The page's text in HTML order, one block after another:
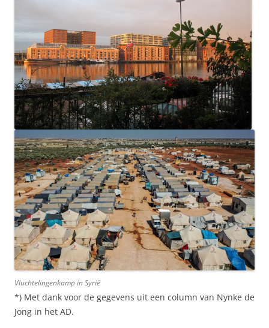
Vluchtelingenkamp in Syrië
*) Met dank voor de gegevens uit een column van Nynke de
Jong in het AD.